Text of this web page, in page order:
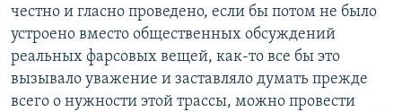
честно и гласно проведено, если бы потом не было
устроено вместо общественных обсуждений
реальных фарсовых вещей, как-то все бы это
вызывало уважение и заставляло думать прежде
всего о нужности этой трассы, можно провести